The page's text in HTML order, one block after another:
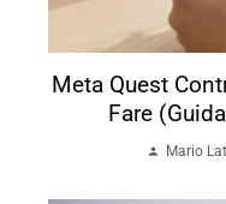
Meta Quest
Fare
Mario